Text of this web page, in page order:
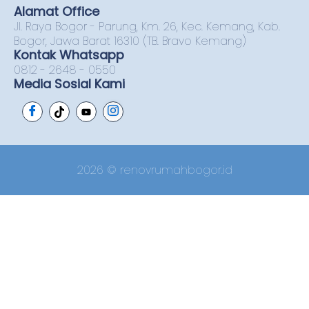
Alamat Office
Jl. Raya Bogor - Parung, Km. 26, Kec. Kemang, Kab.
Bogor, Jawa Barat 16310 (TB. Bravo Kemang)
Kontak Whatsapp
0812 - 2648 - 0550
Media Sosial Kami
2026 © renovrumahbogor.id